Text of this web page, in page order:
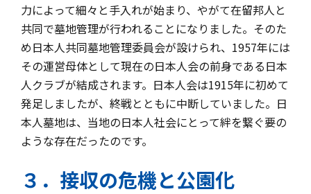
力によって細々と手入れが始まり、やがて在留邦人と
共同で墓地管理が行われることになりました。そのた
め日本人共同墓地管理委員会が設けられ、1957年には
その運営母体として現在の日本人会の前身である日本
人クラブが結成されます。日本人会は1915年に初めて
発足しましたが、終戦とともに中断していました。日
本人墓地は、当地の日本人社会にとって絆を繋ぐ要の
ような存在だったのです。
３．接収の危機と公園化